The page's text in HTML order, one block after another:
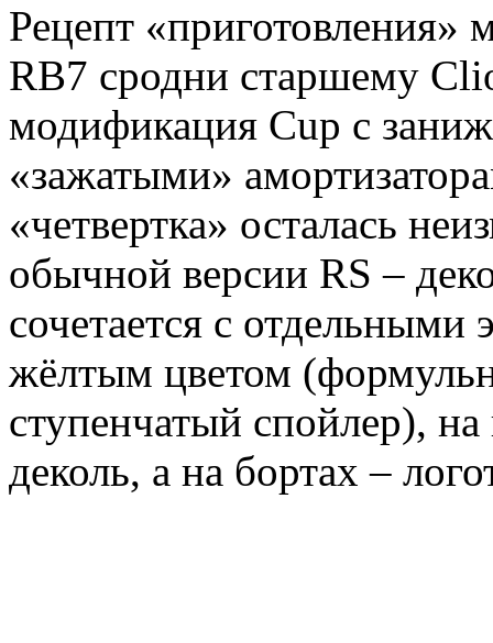
Рецепт
RB7 сродни старшему
модификация Cup с
«зажатыми»
«четвертка» осталась
обычной версии RS –
сочетается с
жёлтым цветом
ступенчатый спойлер),
деколь, а на бортах –